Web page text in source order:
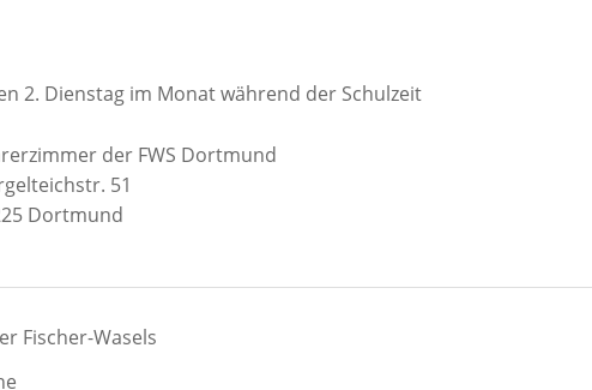
2. Dienstag im Monat während der Schulzeit
der FWS Dortmund
51
Dortmund
Fischer-Wasels